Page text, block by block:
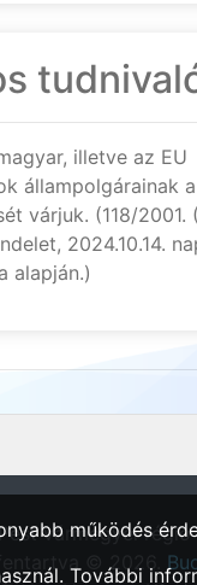
illetve az EU
állampolgárainak a
várjuk. (118/2001.
2024.10.14.
alapján.)
vármegyei régió
© 2026.
működés
További